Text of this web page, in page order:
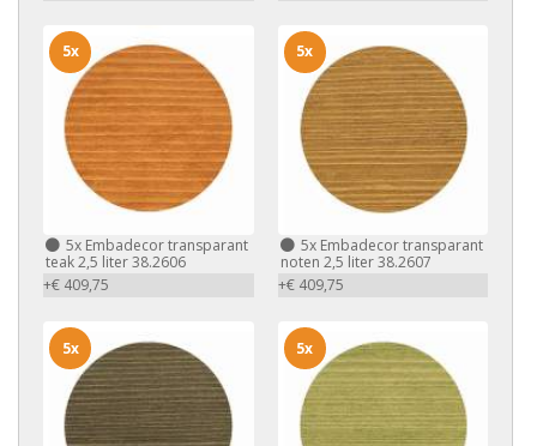
5x Embadecor transparant
teak 2,5 liter 38.2606
+€ 409,75
5x
5xEmbadecor transparant
noten 2,5 liter 38.2607
+€ 409,75
5x
5x 5x